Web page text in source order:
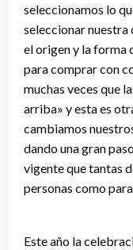
seleccionamos lo
seleccionar
el origen y la forma
para comprar con
muchas veces que
arriba» y esta es
cambiamos
dando una gran
vigente que tantas
personas como
Este año la